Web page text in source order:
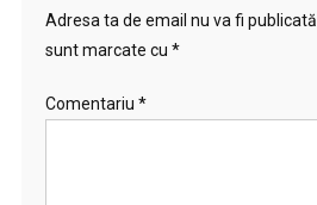
Adresa ta de email nu va fi publicată.
sunt marcate cu *
Comentariu *